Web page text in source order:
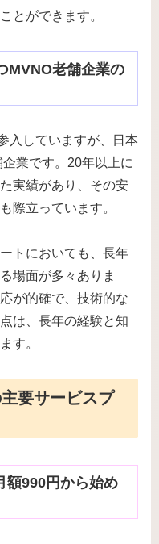
とができます。
MVNO老舗企業の
入していますが、日本
業です。20年以上に
実績があり、その安
際立っています。
トにおいても、長年
場面が多々ありま
が的確で、技術的な
は、長年の経験と知
す。
要サービスプ
額990円から始め